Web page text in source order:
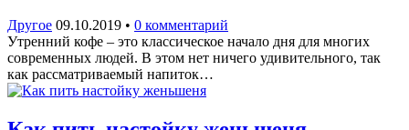
Другое 09.10.2019 • 0 комментарий
Утренний кофе – это классическое начало дня для многих
современных людей. В этом нет ничего удивительного, так
как рассматриваемый напиток…